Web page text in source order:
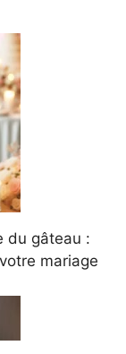
du gâteau :
mariage